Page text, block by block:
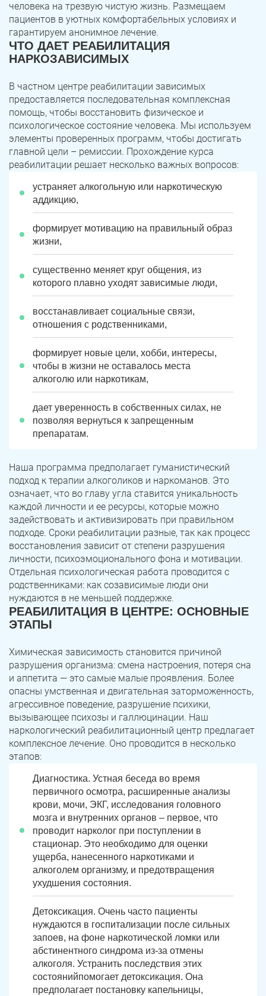
человека на трезвую чистую жизнь. Размещаем
пациентов в уютных комфортабельных условиях и
гарантируем анонимное лечение.
ЧТО ДАЕТ РЕАБИЛИТАЦИЯ
НАРКОЗАВИСИМЫХ
В частном центре реабилитации зависимых
предоставляется последовательная комплексная
помощь, чтобы восстановить физическое и
психологическое состояние человека. Мы используем
элементы проверенных программ, чтобы достигать
главной цели – ремиссии. Прохождение курса
реабилитации решает несколько важных вопросов:
устраняет алкогольную или наркотическую
аддикцию,
формирует мотивацию на правильный образ
жизни,
существенно меняет круг общения, из
которого плавно уходят зависимые люди,
восстанавливает социальные связи,
отношения с родственниками,
формирует новые цели, хобби, интересы,
чтобы в жизни не оставалось места
алкоголю или наркотикам,
дает уверенность в собственных силах, не
позволяя вернуться к запрещенным
препаратам.
Наша программа предполагает гуманистический
подход к терапии алкоголиков и наркоманов. Это
означает, что во главу угла ставится уникальность
каждой личности и ее ресурсы, которые можно
задействовать и активизировать при правильном
подходе. Сроки реабилитации разные, так как процесс
восстановления зависит от степени разрушения
личности, психоэмоционального фона и мотивации.
Отдельная психологическая работа проводится с
родственниками: как созависимые люди они
нуждаются в не меньшей поддержке.
РЕАБИЛИТАЦИЯ В ЦЕНТРЕ: ОСНОВНЫЕ
ЭТАПЫ
Химическая зависимость становится причиной
разрушения организма: смена настроения, потеря сна
и аппетита — это самые малые проявления. Более
опасны умственная и двигательная заторможенность,
агрессивное поведение, разрушение психики,
вызывающее психозы и галлюцинации. Наш
наркологический реабилитационный центр предлагает
комплексное лечение. Оно проводится в несколько
этапов:
Диагностика. Устная беседа во время
первичного осмотра, расширенные анализы
крови, мочи, ЭКГ, исследования головного
мозга и внутренних органов – первое, что
проводит нарколог при поступлении в
стационар. Это необходимо для оценки
ущерба, нанесенного наркотиками и
алкоголем организму, и предотвращения
ухудшения состояния.
Детоксикация. Очень часто пациенты
нуждаются в госпитализации после сильных
запоев, на фоне наркотической ломки или
абстинентного синдрома из-за отмены
алкоголя. Устранить последствия этих
состоянийпомогает детоксикация. Она
предполагает постановку капельницы,